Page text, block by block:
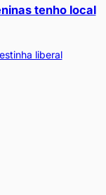
tenho local
liberal